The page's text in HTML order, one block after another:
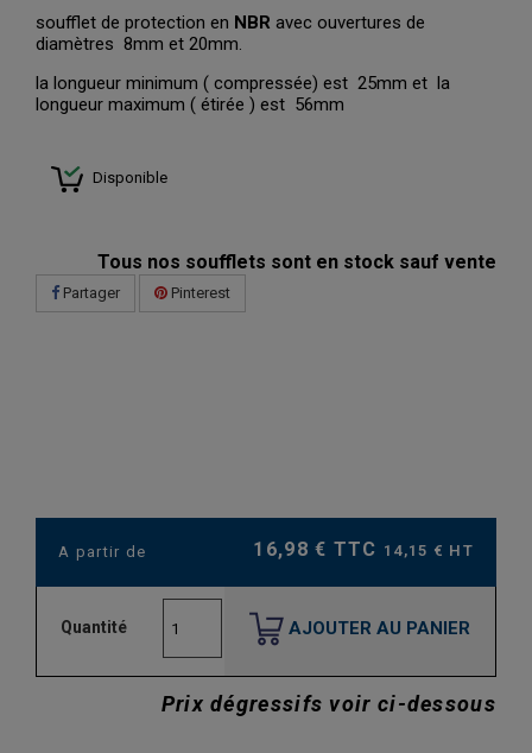
soufflet de protection en NBR avec ouvertures de
diamètres 8mm et 20mm.
la longueur minimum ( compressée) est 25mm et la
longueur maximum ( étirée ) est 56mm
Disponible
Tous nos soufflets sont en stock sauf vente
Partager Pinterest
A partir de 16,98 € TTC 14,15 € HT
Quantité AJOUTER AU PANIER
Prix dégressifs voir ci-dessous